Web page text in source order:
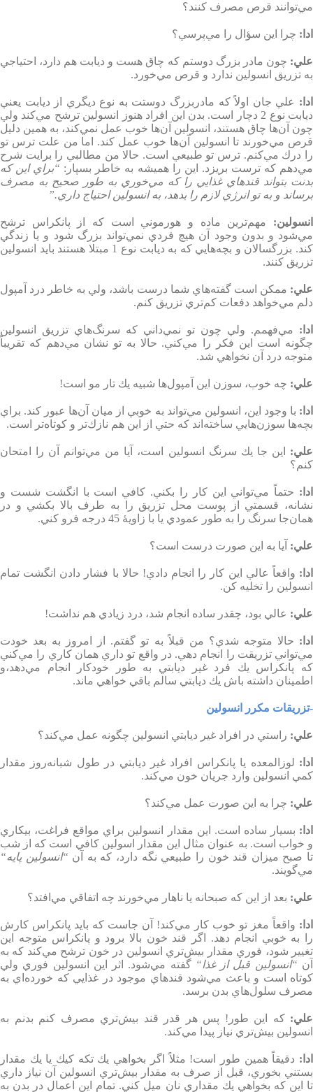
مي‌توانند قرص مصرف كنند؟
ادا : چرا اين سؤال را مي‌پرسي؟
علي: چون مادر بزرگ دوستم كه چاق هست و ديابت هم دارد، احتياجي
به تزريق انسولين ندارد و قرص مي‌خورد.
ادا : علي جان اولاً كه مادربزرگ دوستت به نوع ديگري از ديابت يعني
ديابت نوع 2 دچار است. بدن اين افراد هنوز انسولين ترشح مي‌كند ولي
چون آن‌ها چاق هستند،‌ انسولين آن‌ها خوب عمل نمي‌كند،‌ به همين دليل
قرص مي‌خورند تا انسولين آن‌ها خوب عمل كند. اما من علت ترس تو
را درك مي‌كنم. ترس تو طبيعي است. حالا من مطالبي را برايت شرح
مي‌دهم كه ترست بريزد. اين را هميشه به خاطر بسپار :
“براي اين كه
بدنت بتواند قندهاي غذايي را كه مي‌خوري به طور صحيح به مصرف
برساند و به تو انرژي لازم را بدهد، به انسولين احتياج داري.”
انسولين: مهم‌ترين ماده و هورموني است كه از پانكراس ترشح
مي‌شود و بدون وجود آن هيچ فردي نمي‌تواند بزرگ شود و يا زندگي
كند. بزرگسالان و بچه‌هايي كه به ديابت نوع 1 مبتلا هستند بايد انسولين
تزريق كنند.
علي: ممكن است گفته‌هاي شما درست باشد، ولي به خاطر درد آمپول
دلم مي‌خواهد دفعات كم‌تري تزريق كنم.
ادا : مي‌فهمم. ولي چون تو نمي‌داني كه سرنگ‌هاي تزريق انسولين
چگونه است اين فكر را مي‌كني. حالا به تو نشان مي‌دهم كه تقريباً
متوجه درد آن نخواهي شد.
علي: چه خوب، سوزن اين آمپول‌ها شبيه يك تار مو است!
ادا : با وجود اين، انسولين مي‌تواند به خوبي از ميان آن‌ها عبور كند. براي
بچه‌ها سوزن‌هايي ساخته‌اند كه حتي از اين هم نازك‌تر و كوتاه‌تر است.
علي:
اين جا يك سرنگ انسولين است، آيا من مي‌توانم آن را امتحان
كنم؟
ادا : حتماً مي‌تواني اين كار را بكني. كافي است با انگشت شست و
نشانه، قسمتي از پوست محل تزريق را به طرف بالا بكشي و در
همان‌جا سرنگ را به طور عمودي يا با زاويۀ 45 درجه فرو كني
.
علي: آيا به اين صورت درست است؟
ادا : واقعاً عالي اين كار را انجام دادي! حالا با فشار دادن انگشت تمام
انسولين را تخليه كن.
علي: عالي بود، چقدر ساده انجام شد، درد زيادي هم نداشت!
ادا : حالا متوجه شدي؟ من قبلاً به تو گفتم. از امروز به بعد خودت
مي‌تواني تزريقت را انجام دهي. در واقع تو داري همان كاري را مي‌كني
كه پانكراس يك فرد غير ديابتي به طور خودكار انجام مي‌دهد،‌و
اطمينان داشته باش يك ديابتي سالم باقي خواهي ماند.
-تزريقات مكرر انسولين
علي: راستي در افراد غير ديابتي انسولين چگونه عمل مي‌كند؟
ادا : لوزالمعده يا پانكراس افراد غير ديابتي در طول شبانه‌روز مقدار
كمي انسولين وارد جريان خون مي‌كند.
علي: چرا به اين صورت عمل مي‌كند؟
ادا : بسيار ساده است. اين مقدار انسولين براي مواقع فراغت، بيكاري
و خواب است. به عنوان مثال اين مقدار اسولين كافي است كه از شب
تا صبح ميزان قند خون را طبيعي نگه دارد، كه به آن “انسولين پايه“
مي‌گويند.
علي: بعد از اين كه صبحانه يا ناهار مي‌خورند چه اتفاقي مي‌افتد؟
ادا : واقعاً مغز تو خوب كار مي‌كند! آن ‌جاست كه بايد پانكراس كارش
را به خوبي انجام دهد. اگر قند خون بالا برود و پانكراس متوجه اين
تغيير شود، فوري مقدار بيش‌تري انسولين در خون ترشح مي‌كند كه به
آن “انسولين قبل از غذا“ گفته مي‌شود. اثر اين انسولين فوري ولي
كوتاه است و باعث مي‌شود قندهاي موجود در غذايي كه خورده‌اي به
مصرف سلول‌هاي بدن برسد.
علي:كه اين طور! پس هر قدر قند بيش‌تري مصرف كنم بدنم به
انسولين بيش‌تري نياز پيدا مي‌كند.
ادا : دقيقاً همين طور است! مثلاً اگر بخواهي يك تكه كيك يا يك مقدار
بستني بخوري، قبل از صرف به مقدار بيش‌تري انسولين آن نياز داري
تا اين كه بخواهي يك مقداري نان ميل كني. تمام اين اعمال در بدن به